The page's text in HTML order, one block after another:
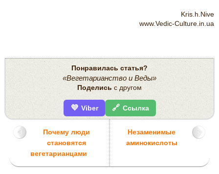
Kris.h.Nive
www.Vedic-Culture.in.ua
Понравилась статья?
«Вегетарианство и Веды»
Поделись с другом
💜 Viber 🔗 Ссылка
Почему люди
становятся
вегетарианцами
Незаменимые
аминокислоты